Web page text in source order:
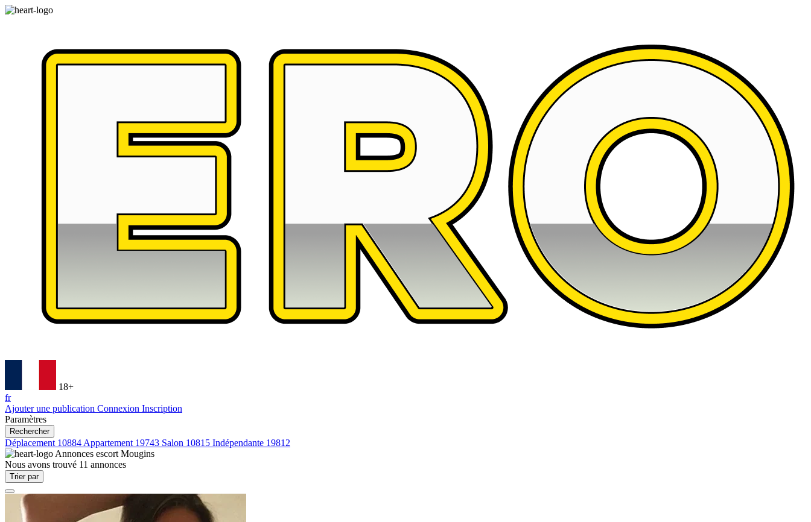
18+
fr
Ajouter une publication Connexion Inscription
Paramètres
Rechercher
Déplacement 10884 Appartement 19743 Salon 10815 Indépendante 19812
Annonces escort Mougins
Nous avons trouvé 11 annonces
Trier par